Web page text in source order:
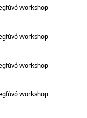
work­shop
work­shop
work­shop
work­shop